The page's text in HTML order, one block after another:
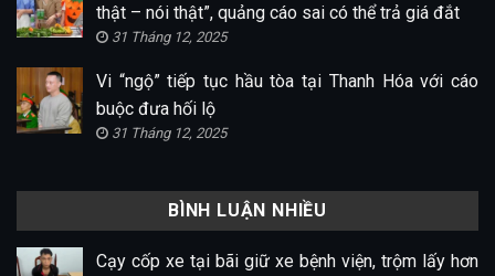
thật – nói thật”, quảng cáo sai có thể trả giá đắt
31 Tháng 12, 2025
Vi “ngộ” tiếp tục hầu tòa tại Thanh Hóa với cáo
buộc đưa hối lộ
31 Tháng 12, 2025
BÌNH LUẬN NHIỀU
Cạy cốp xe tại bãi giữ xe bệnh viện, trộm lấy hơn